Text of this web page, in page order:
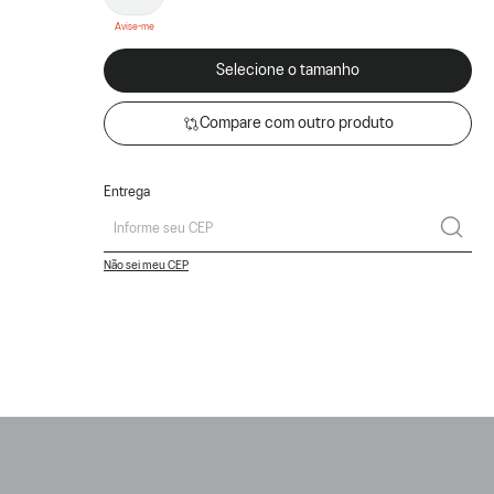
Selecione o tamanho
Compare com outro produto
Entrega
Não sei meu CEP